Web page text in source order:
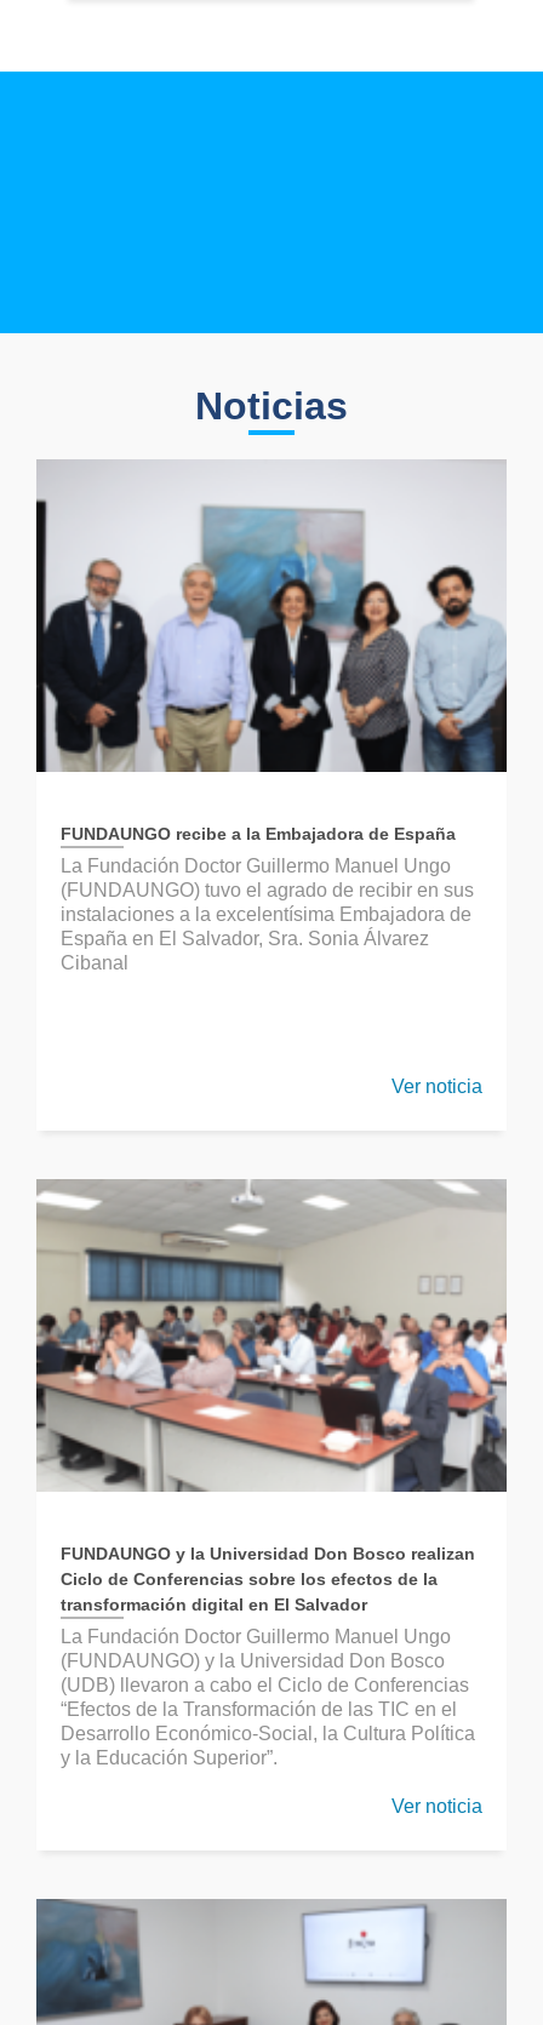
Noticias
FUNDAUNGO recibe a la Embajadora de España
La Fundación Doctor Guillermo Manuel Ungo
(FUNDAUNGO) tuvo el agrado de recibir en sus
instalaciones a la excelentísima Embajadora de
España en El Salvador, Sra. Sonia Álvarez
Cibanal
Ver noticia
FUNDAUNGO y la Universidad Don Bosco realizan
Ciclo de Conferencias sobre los efectos de la
transformación digital en El Salvador
La Fundación Doctor Guillermo Manuel Ungo
(FUNDAUNGO) y la Universidad Don Bosco
(UDB) llevaron a cabo el Ciclo de Conferencias
“Efectos de la Transformación de las TIC en el
Desarrollo Económico-Social, la Cultura Política
y la Educación Superior”.
Ver noticia